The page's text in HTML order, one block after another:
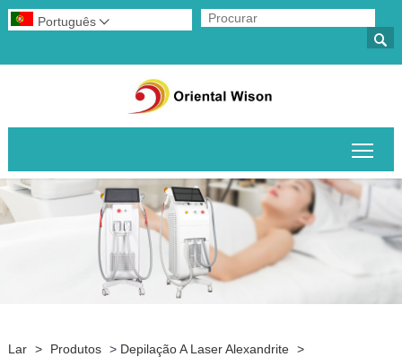

Português 
Lar > Produtos > Depilação A Laser Alexandrite >